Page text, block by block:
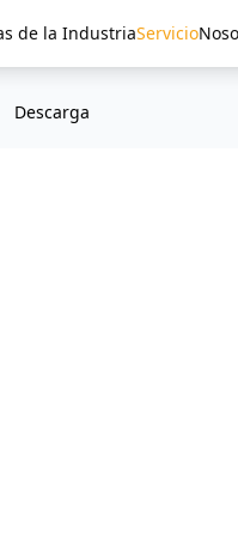
de la IndustriaServicio
Descarga